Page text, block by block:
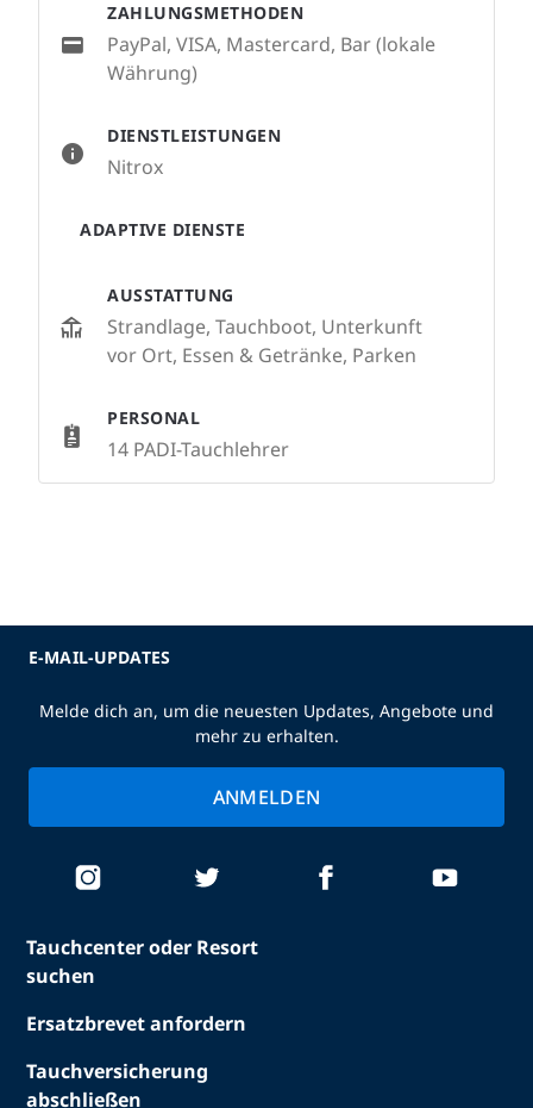
DIENSTLEISTUNGEN
Nitrox
ADAPTIVE DIENSTE
AUSSTATTUNG
Strandlage, Tauchboot, Unterkunft
vor Ort, Essen & Getränke, Parken
PERSONAL
14 PADI-Tauchlehrer
ZAHLUNGSMETHODEN
PayPal, VISA, Mastercard, Bar (lokale
Währung)
Tauchcenter oder Resort
suchen
Ersatzbrevet anfordern
Tauchversicherung
abschließen
E-MAIL-UPDATES
Melde dich an, um die neuesten Updates, Angebote und
mehr zu erhalten.
ANMELDEN